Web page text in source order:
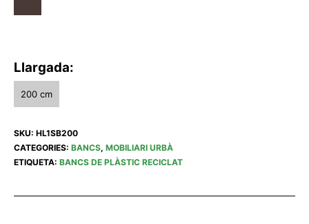
Llargada:
200 cm
SKU: HL1SB200
CATEGORIES: BANCS, MOBILIARI URBÀ
ETIQUETA: BANCS DE PLÀSTIC RECICLAT